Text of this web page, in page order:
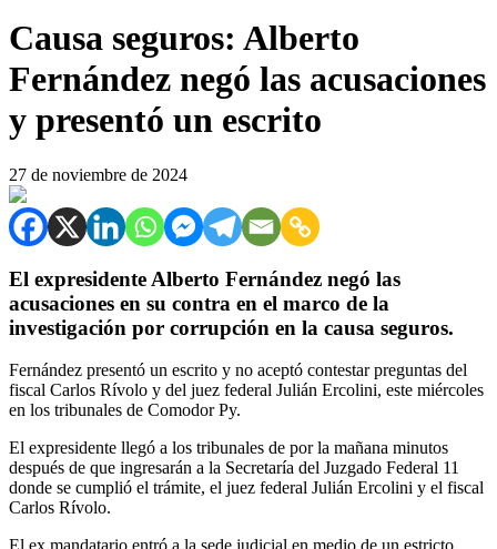
Causa seguros: Alberto
Fernández negó las acusaciones
y presentó un escrito
27 de noviembre de 2024
El expresidente Alberto Fernández negó las
acusaciones en su contra en el marco de la
investigación por corrupción en la causa seguros.
Fernández presentó un escrito y no aceptó contestar preguntas del
fiscal Carlos Rívolo y del juez federal Julián Ercolini, este miércoles
en los tribunales de Comodor Py.
El expresidente llegó a los tribunales de por la mañana minutos
después de que ingresarán a la Secretaría del Juzgado Federal 11
donde se cumplió el trámite, el juez federal Julián Ercolini y el fiscal
Carlos Rívolo.